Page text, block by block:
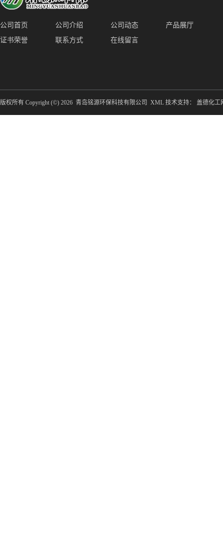
公司首页 公司介绍 公司动态
产品展厅
证书荣誉
联系方式 在线留言
版权所有 Copyright (©) 2026 青岛铭源环保科技有限公司 XML 技术支持： 盖德化工